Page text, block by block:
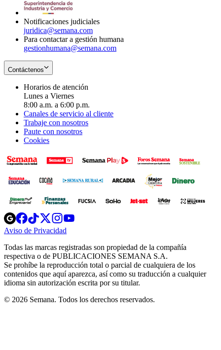
Notificaciones judiciales
juridica@semana.com
Para contactar a gestión humana
gestionhumana@semana.com
Contáctenos
Horarios de atención
Lunes a Viernes
8:00 a.m. a 6:00 p.m.
Canales de servicio al cliente
Trabaje con nosotros
Paute con nosotros
Cookies
Opens
in
new
Opens
in
new
Opens
in
new
window
Opens
new
windowwindow
Aviso de Privacidad
new
window
Todas las marcas registradas son propiedad de la compañía
respectiva o de PUBLICACIONES SEMANA S.A.
Se prohíbe la reproducción total o parcial de cualquiera de los
contenidos que aquí aparezca, así como su traducción a cualquier
idioma sin autorización escrita por su titular.
© 2026 Semana. Todos los derechos reservados.